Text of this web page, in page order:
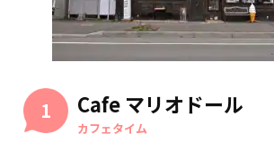
1 Cafe マリオドール
カフェタイム